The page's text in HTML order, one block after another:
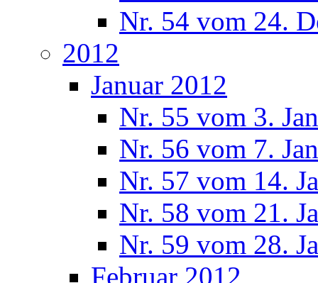
Nr. 54 vom 24.
2012
Januar 2012
Nr. 55 vom 3.
Nr. 56 vom 7.
Nr. 57 vom 14.
Nr. 58 vom 21.
Nr. 59 vom 28.
Februar 2012